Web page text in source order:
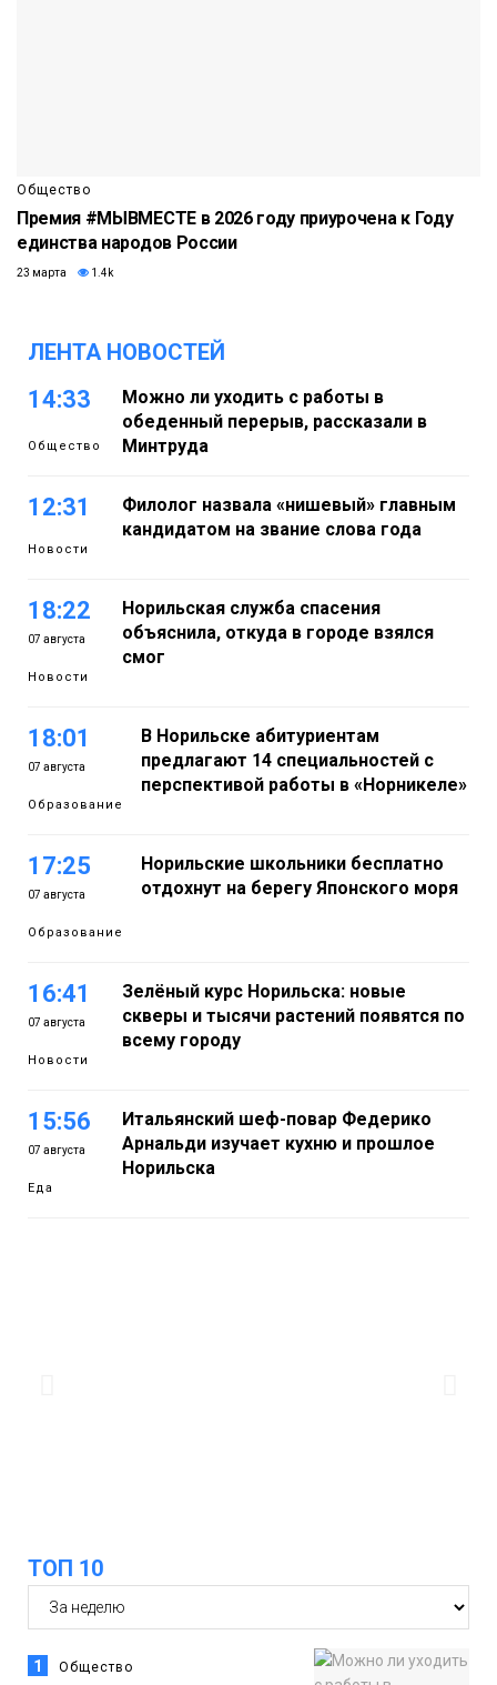
Общество
Премия #МЫВМЕСТЕ в 2026 году приурочена к Году
единства народов России
23 марта 1.4k
ЛЕНТА НОВОСТЕЙ
14:33
Общество
Можно ли уходить с работы в
обеденный перерыв, рассказали в
Минтруда
12:31
Новости
Филолог назвала «нишевый» главным
кандидатом на звание слова года
18:22
07 августа
Новости
Норильская служба спасения
объяснила, откуда в городе взялся
смог
18:01
07 августа
Образование
В Норильске абитуриентам
предлагают 14 специальностей с
перспективой работы в «Норникеле»
17:25
07 августа
Образование
Норильские школьники бесплатно
отдохнут на берегу Японского моря
16:41
07 августа
Новости
Зелёный курс Норильска: новые
скверы и тысячи растений появятся по
всему городу
15:56
07 августа
Еда
Итальянский шеф-повар Федерико
Арнальди изучает кухню и прошлое
Норильска
Новости
ТОП 10
1 Общество